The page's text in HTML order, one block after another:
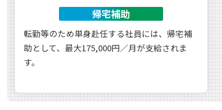
帰宅補助
転勤等のため単身赴任する社員には、帰宅補
助として、最大175,000円／月が支給されま
す。